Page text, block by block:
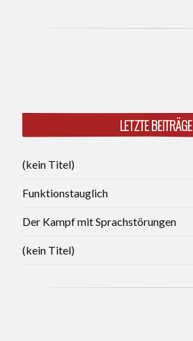
LETZTE BEITRÄGE
(kein Titel)
Funktionstauglich
Der Kampf mit Sprachstörungen
(kein Titel)